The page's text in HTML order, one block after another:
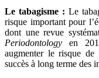
Le tabagisme : Le
risque important pour
dont une revue
Periodontology en
augmenter le risque
succès à long terme des